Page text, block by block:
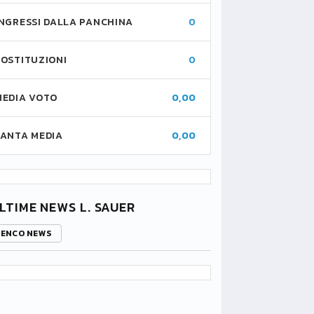
DALLA PANCHINA 0
0
VOTO 0,00
MEDIA 0,00
NEWS L. SAUER
NEWS